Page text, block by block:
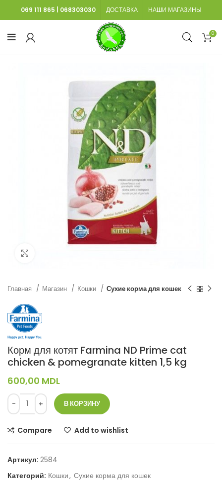
069 111 865 068303030 ДОСТАВКА НАШИ МАГАЗИНЫ
0
Главная Магазин Кошки Сухие корма для кошек
Корм для котят Farmina ND Prime cat
chicken & pomegranate kitten 1,5 kg
600,00 MDL
В КОРЗИНУ
Compare Add to wishlist
Артикул: 2584
Категорий: Кошки, Сухие корма для кошек